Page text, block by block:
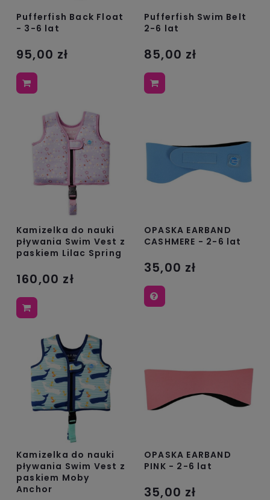
Pufferfish Back Float
- 3-6 lat
95,00 zł
Pufferfish Swim Belt
2-6 lat
85,00 zł
Kamizelka do nauki
pływania Swim Vest z
paskiem Lilac Spring
160,00 zł
OPASKA EARBAND
CASHMERE - 2-6 lat
35,00 zł
Kamizelka do nauki
pływania Swim Vest z
paskiem Moby
Anchor
OPASKA EARBAND
PINK - 2-6 lat
35,00 zł